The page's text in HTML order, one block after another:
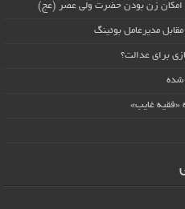
امکان زن بودن حضرت ولی عصر (عج)
مدیرعامل بوئینگ
برای عدالت؟
شده
«فقیه غایب»